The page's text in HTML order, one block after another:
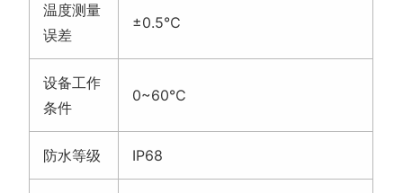
温度测量
误差
±0.5℃
设备工作
条件
0~60℃
防水等级 IP68